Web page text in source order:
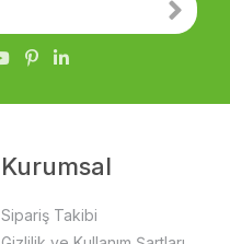
Kurumsal
Sipariş Takibi